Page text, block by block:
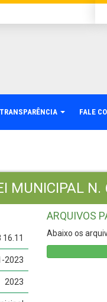
TRANSPARÊNCIA FALE
MUNICIPAL
2023
2023
ARQUIVOS
Abaixo os